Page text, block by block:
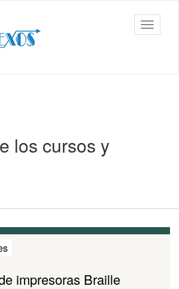
barra
los cursos y
impresoras Braille